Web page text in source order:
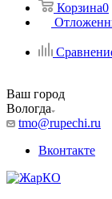
Корзина0
Ваш город
Вологда
tmo@rupechi.ru
Вконтакте